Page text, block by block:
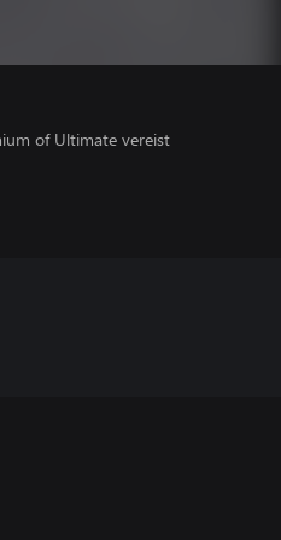
of Ultimate vereist